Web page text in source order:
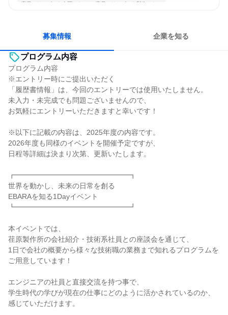
商品・サービスを企画したい 商品・サービスを製作したい
募集情報 企業を知る
プログラム内容
プログラム内容
※エントリー時にご提出いただく
「履歴書情報」は、今回のエントリーでは使用いたしません。
未入力・未完成でも問題ございませんので、
お気軽にエントリーいただきますと幸いです！
※以下に記載の内容は、2025年度の内容です。
2026年度も同様のイベントを開催予定ですが、
日程等詳細は決まり次第、更新いたします。
┏━━━━━━━━━━━━━━━━┓
世界を動かし、未来の日常を創る
EBARAを知る1Dayイベント
┗━━━━━━━━━━━━━━━━┛
本イベントでは、
荏原製作所の会社紹介・技術系社員との座談会を通じて、
1日で会社の概要から様々な技術職の業務まで知れるプログラムを
ご用意しています！
エンジニアの社員と直接交流を持つ事で、
学生時代の学びが現在の仕事にどのように活かされているのか、
感じていただけます。